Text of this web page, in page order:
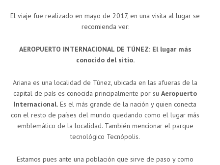
El viaje fue realizado en mayo de 2017, en una visita al lugar se
recomienda ver:
AEROPUERTO INTERNACIONAL DE TÚNEZ: El lugar más
conocido del sitio.
Ariana es una localidad de Túnez, ubicada en las afueras de la
capital de país es conocida principalmente por su Aeropuerto
Internacional. Es el más grande de la nación y quien conecta
con el resto de países del mundo quedando como el lugar más
emblemático de la localidad. También mencionar el parque
tecnológico Tecnópolis.
Estamos pues ante una población que sirve de paso y como